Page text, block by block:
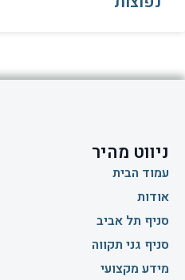
ניווט מהיר
עמוד הבית
אודות
סניף תל אביב
סניף גני תקווה
מידע מקצועי